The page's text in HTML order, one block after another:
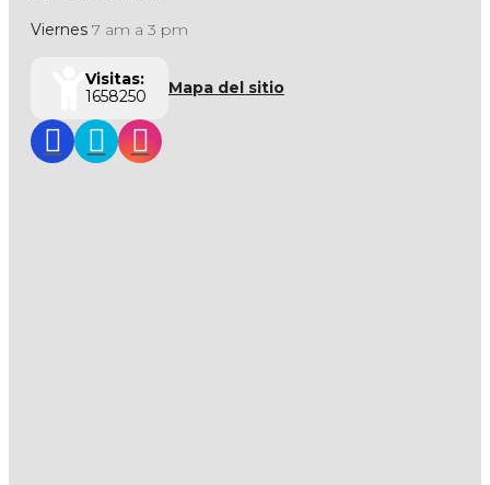
Viernes 7 am a 3 pm
Visitas:
1658250
Mapa del sitio